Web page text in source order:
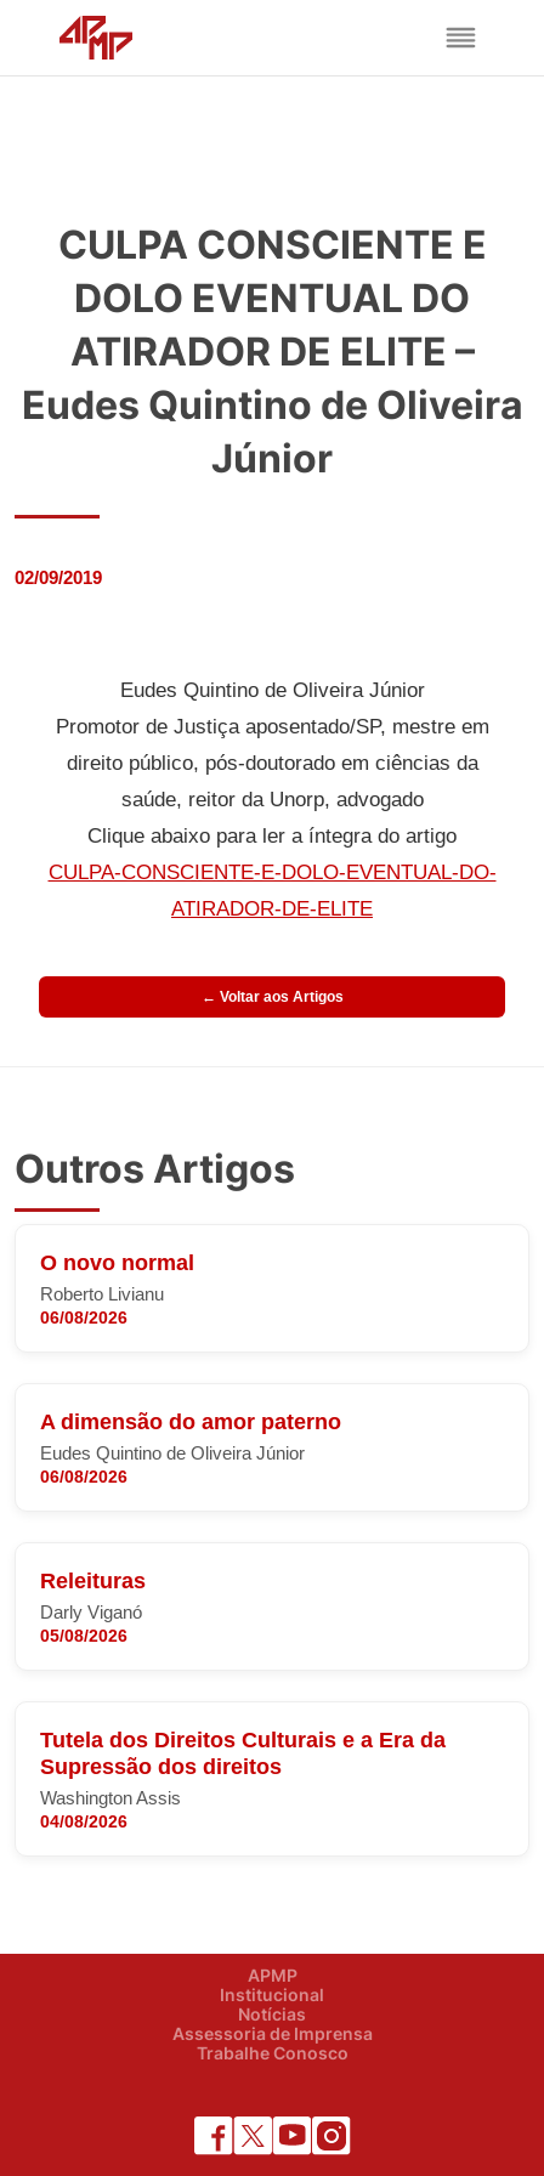
CULPA CONSCIENTE E
DOLO EVENTUAL DO
ATIRADOR DE ELITE –
Eudes Quintino de Oliveira
Júnior
02/09/2019
Eudes Quintino de Oliveira Júnior
Promotor de Justiça aposentado/SP, mestre em
direito público, pós-doutorado em ciências da
saúde, reitor da Unorp, advogado
Clique abaixo para ler a íntegra do artigo
CULPA-CONSCIENTE-E-DOLO-EVENTUAL-DO-
ATIRADOR-DE-ELITE
← Voltar aos Artigos
Outros Artigos
O novo normal
Roberto Livianu
06/08/2026
A dimensão do amor paterno
Eudes Quintino de Oliveira Júnior
06/08/2026
Releituras
Darly Viganó
05/08/2026
Tutela dos Direitos Culturais e a Era da
Supressão dos direitos
Washington Assis
04/08/2026
APMP
Institucional
Notícias
Assessoria de Imprensa
Trabalhe Conosco